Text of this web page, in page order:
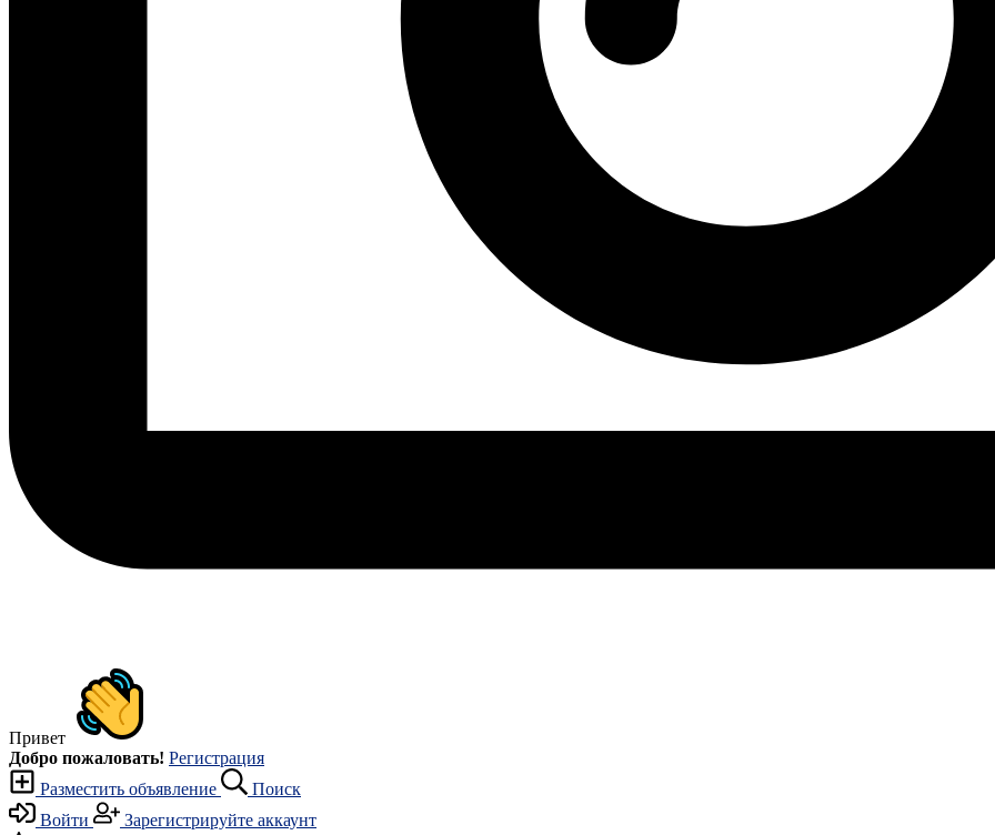
Привет
Добро пожаловать! Регистрация
Разместить объявление
Поиск
Войти
Зарегистрируйте аккаунт